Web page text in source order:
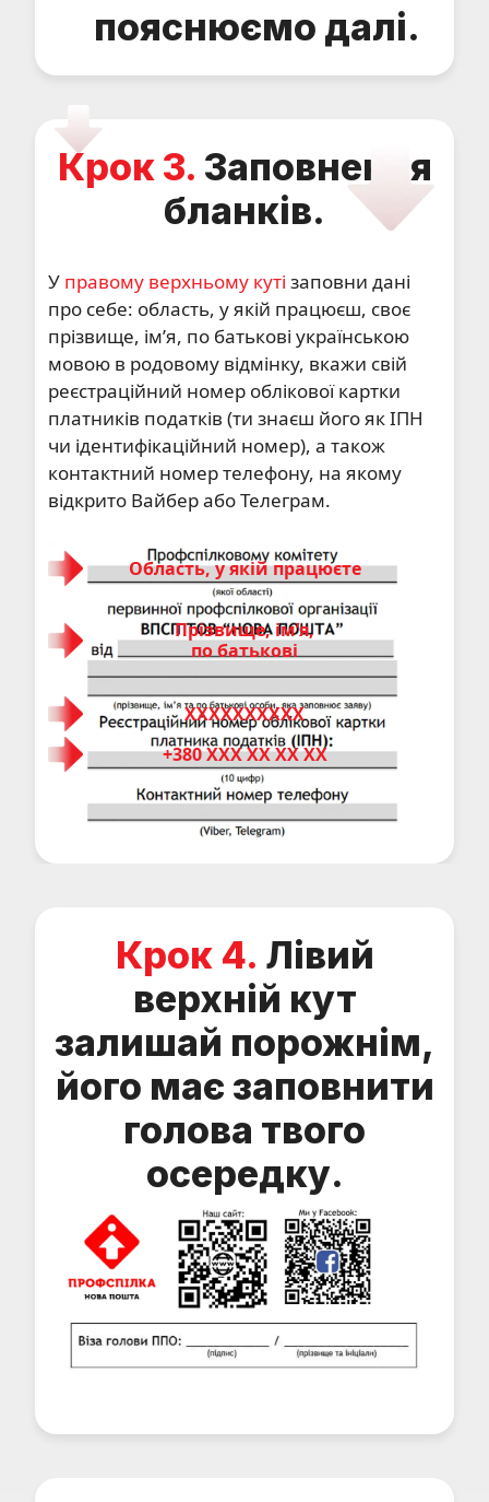
пояснюємо далі.
Крок 3. Заповнення
бланків.
У правому верхньому куті заповни дані
про себе: область, у якій працюєш, своє
прізвище, ім’я, по батькові українською
мовою в родовому відмінку, вкажи свій
реєстраційний номер облікової картки
платників податків (ти знаєш його як ІПН
чи ідентифікаційний номер), а також
контактний номер телефону, на якому
відкрито Вайбер або Телеграм.
Область, у якій працюєте
Прізвище, імʼя,
по батькові
ХХХХХХХХХХ
+380 ХХХ ХХ ХХ ХХ
Крок 4. Лівий
верхній кут
залишай порожнім,
його має заповнити
голова твого
осередку.